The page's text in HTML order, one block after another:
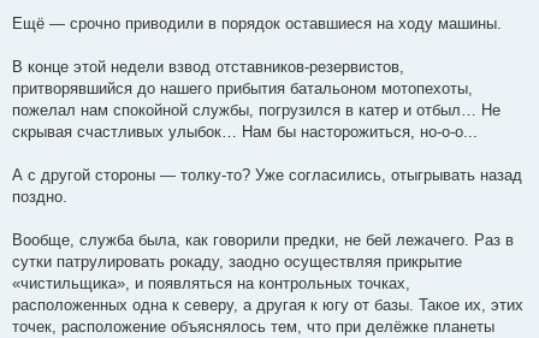
Ещё — срочно приводили в порядок оставшиеся на ходу машины.
В конце этой недели взвод отставников-резервистов,
притворявшийся до нашего прибытия батальоном мотопехоты,
пожелал нам спокойной службы, погрузился в катер и отбыл… Не
скрывая счастливых улыбок… Нам бы насторожиться, но-о-о...
А с другой стороны — толку-то? Уже согласились, отыгрывать назад
поздно.
Вообще, служба была, как говорили предки, не бей лежачего. Раз в
сутки патрулировать рокаду, заодно осуществляя прикрытие
«чистильщика», и появляться на контрольных точках,
расположенных одна к северу, а другая к югу от базы. Такое их, этих
точек, расположение объяснялось тем, что при делёжке планеты